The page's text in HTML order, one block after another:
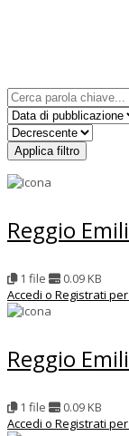
Applica filtro
Reggio
1 file
0.09 KB
Accedi o Registrati per
Reggio
1 file
0.09 KB
Accedi o Registrati per